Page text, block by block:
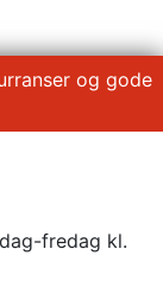
og gode
fredag kl.